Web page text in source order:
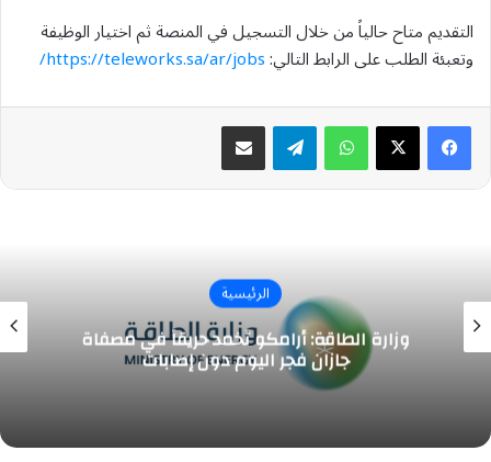
التقديم متاح حالياً من خلال التسجيل في المنصة ثم اختيار الوظيفة
وتعبئة الطلب على الرابط التالي:https://teleworks.sa/ar/jobs/
واتسابتيلقرام مشاركة عبر البريد
الرئيسية
وزارة الطاقة: أرامكو تُخمد حريقاً في مصفاة
جازان فجر اليوم دون إصابات